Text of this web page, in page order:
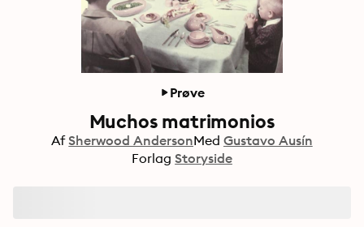
Prøve
Muchos matrimonios
Af Sherwood AndersonMed Gustavo Ausín
Forlag Storyside